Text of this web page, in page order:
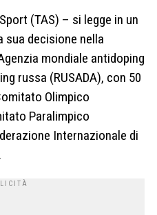
(TAS) – si legge in un
sua decisione nella
mondiale antidoping
russa (RUSADA), con 50
Olimpico
Paralimpico
Internazionale di